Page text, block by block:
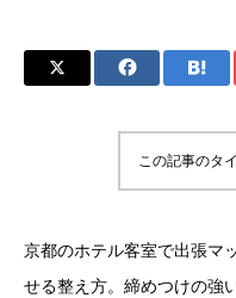
この記事のタ
京都のホテル客室で出張マ
せる整え方。締めつけの強